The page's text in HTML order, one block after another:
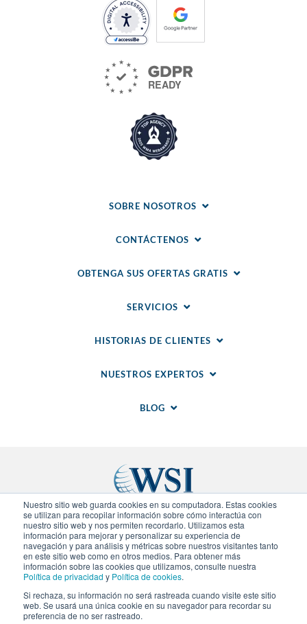
Nuestro sitio web guarda cookies en su computadora. Estas cookies
se utilizan para recopilar información sobre cómo interactúa con
nuestro sitio web y nos permiten recordarlo. Utilizamos esta
información para mejorar y personalizar su experiencia de
navegación y para análisis y métricas sobre nuestros visitantes tanto
en este sitio web como en otros medios. Para obtener más
información sobre las cookies que utilizamos, consulte nuestra
Política de privacidad y Política de cookies.
Si rechaza, su información no será rastreada cuando visite este sitio
web. Se usará una única cookie en su navegador para recordar su
preferencia de no ser rastreado.
SOBRE NOSOTROS
CONTÁCTENOS
OBTENGA SUS OFERTAS GRATIS
SERVICIOS
HISTORIAS DE CLIENTES
NUESTROS EXPERTOS
BLOG
© 2020-2026WSI. Todos los derechos reservados.
WSI ICE y WSI IM son marcas registradas.
Declaracion de Privacidad
agencia de WSI es independiente en propiedad y
operación.
Sitios Regionales